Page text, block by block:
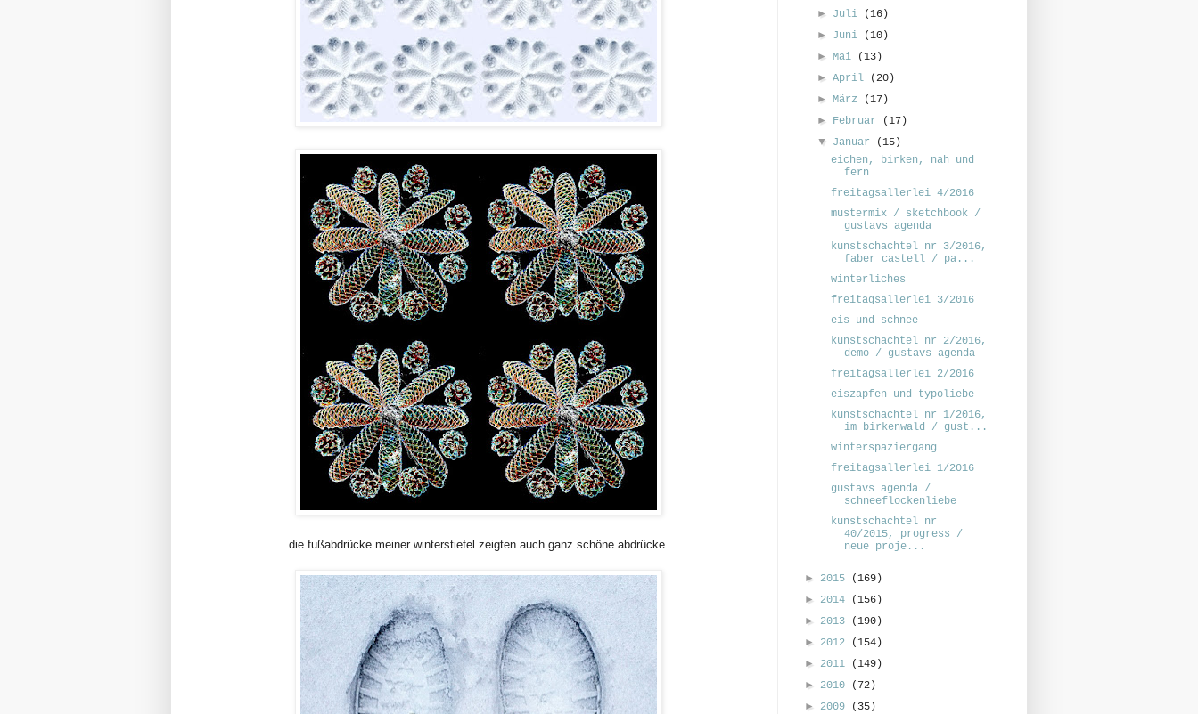
die fußabdrücke meiner winterstiefel zeigten auch ganz schöne abdrücke.
► Juli
(16)
► Juni
(10)
►Mai
(13)
►April
(20)
►März
(17)
► Februar
(17)
▼ Januar
(15)
eichen, birken, nah und
fern
freitagsallerlei 4/2016
mustermix / sketchbook /
gustavs agenda
kunstschachtel nr 3/2016,
faber castell / pa...
winterliches
freitagsallerlei 3/2016
eis und schnee
kunstschachtel nr 2/2016,
demo / gustavs agenda
freitagsallerlei 2/2016
eiszapfen und typoliebe
kunstschachtel nr 1/2016,
im birkenwald / gust...
winterspaziergang
freitagsallerlei 1/2016
gustavs agenda /
schneeflockenliebe
kunstschachtel nr
40/2015, progress /
neue proje...
► 2015
(169)
► 2014
(156)
► 2013
(190)
► 2012
(154)
► 2011
(149)
► 2010
(72)
► 2009 (35)